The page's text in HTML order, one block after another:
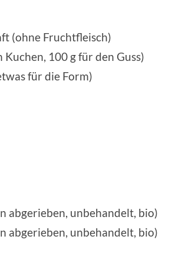
(ohne Fruchtfleisch)
100 g für den Guss)
für die Form)
abgerieben, unbehandelt, bio)
abgerieben, unbehandelt, bio)